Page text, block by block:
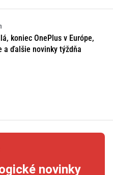
koniec OnePlus v Európe,
a ďalšie novinky týždňa
novinky